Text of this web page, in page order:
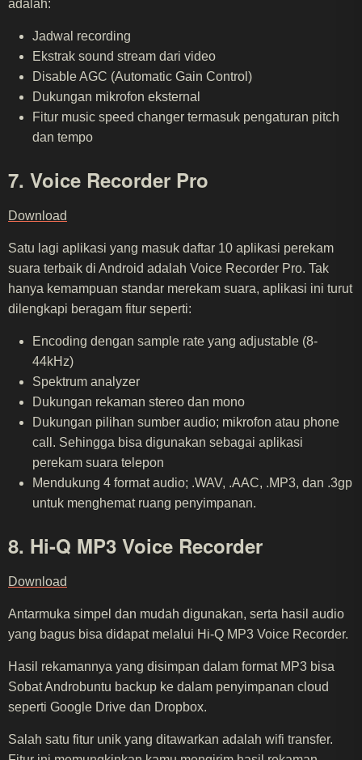
adalah:
Jadwal recording
Ekstrak sound stream dari video
Disable AGC (Automatic Gain Control)
Dukungan mikrofon eksternal
Fitur music speed changer termasuk pengaturan pitch
dan tempo
7. Voice Recorder Pro
Download
Satu lagi aplikasi yang masuk daftar 10 aplikasi perekam
suara terbaik di Android adalah Voice Recorder Pro. Tak
hanya kemampuan standar merekam suara, aplikasi ini turut
dilengkapi beragam fitur seperti:
Encoding dengan sample rate yang adjustable (8-
44kHz)
Spektrum analyzer
Dukungan rekaman stereo dan mono
Dukungan pilihan sumber audio; mikrofon atau phone
call. Sehingga bisa digunakan sebagai aplikasi
perekam suara telepon
Mendukung 4 format audio; .WAV, .AAC, .MP3, dan .3gp
untuk menghemat ruang penyimpanan.
8. Hi-Q MP3 Voice Recorder
Download
Antarmuka simpel dan mudah digunakan, serta hasil audio
yang bagus bisa didapat melalui Hi-Q MP3 Voice Recorder.
Hasil rekamannya yang disimpan dalam format MP3 bisa
Sobat Androbuntu backup ke dalam penyimpanan cloud
seperti Google Drive dan Dropbox.
Salah satu fitur unik yang ditawarkan adalah wifi transfer.